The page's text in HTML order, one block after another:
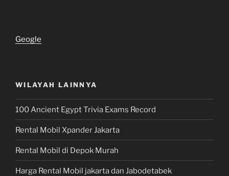
Geogle
WILAYAH LAINNYA
100 Ancient Egypt Trivia Exams Record
Rental Mobil Xpander Jakarta
Rental Mobil di Depok Murah
Harga Rental Mobil jakarta dan Jabodetabek